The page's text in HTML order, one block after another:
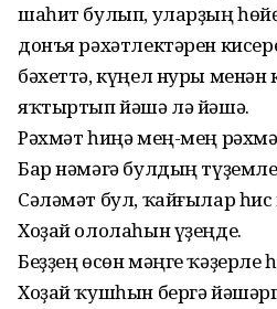
шаһит булып, уларҙың
донъя рәхәтлектәрен
бәхеттә, күңел нуры менән
яҡтыртып йәшә лә йәшә.
Рәхмәт һиңә мең-мең
Бар нәмәгә булдың
Сәләмәт бул, ҡайғылар һис
Хоҙай ололаһын үҙеңде.
Беҙҙең өсөн мәңге ҡәҙерле
Хоҙай ҡушһын бергә